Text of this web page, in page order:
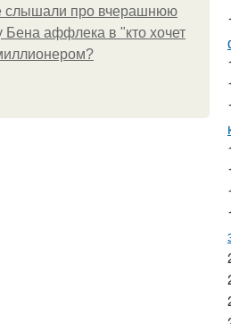
слышали про вчерашнюю
Бена аффлека в "кто хочет